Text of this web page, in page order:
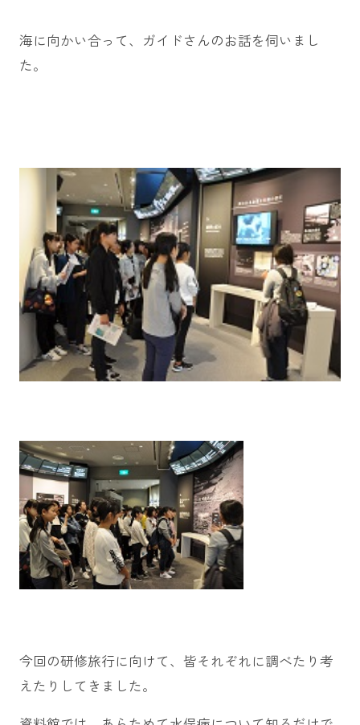
海に向かい合って、ガイドさんのお話を伺いまし
た。
今回の研修旅行に向けて、皆それぞれに調べたり考
えたりしてきました。